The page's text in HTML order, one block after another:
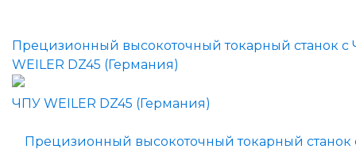
Прецизионный высокоточный токарный станок с
WEILER DZ45 (Германия)